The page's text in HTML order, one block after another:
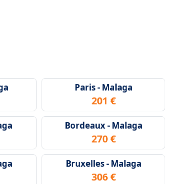
Paris - Malaga
201 €
Bordeaux - Malaga
270 €
Bruxelles - Malaga
306 €